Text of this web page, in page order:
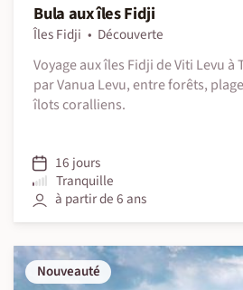
Bula aux îles Fidji
Îles Fidji
Découverte
Voyage aux îles Fidji de Viti Levu à
par Vanua Levu, entre forêts,
îlots coralliens.
16 jours
Tranquille
à partir de 6 ans
Nouveauté